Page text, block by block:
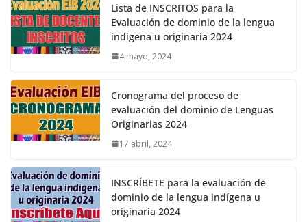
Lista de INSCRITOS para la
Evaluación de dominio de la lengua
indígena u originaria 2024
4 mayo, 2024
Cronograma del proceso de
evaluación del dominio de Lenguas
Originarias 2024
17 abril, 2024
INSCRÍBETE para la evaluación de
dominio de la lengua indígena u
originaria 2024